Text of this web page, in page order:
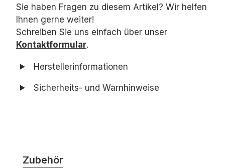
Sie haben Fragen zu diesem Artikel? Wir helfen
Ihnen gerne weiter!
Schreiben Sie uns einfach über unser
Kontaktformular.
Herstellerinformationen
Sicherheits- und Warnhinweise
Zubehör